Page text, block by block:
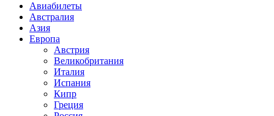
Авиабилеты
Австралия
Азия
Европа
Австрия
Великобритания
Италия
Испания
Кипр
Греция